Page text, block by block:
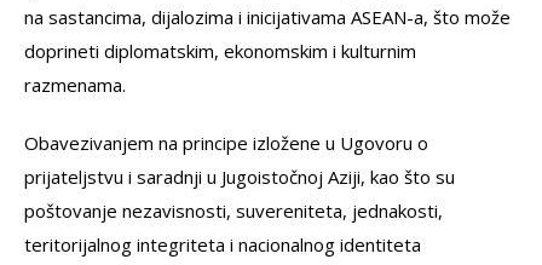
na sastancima, dijalozima i inicijativama ASEAN-a, što može
doprineti diplomatskim, ekonomskim i kulturnim
razmenama.
Obavezivanjem na principe izložene u Ugovoru o
prijateljstvu i saradnji u Jugoistočnoj Aziji, kao što su
poštovanje nezavisnosti, suvereniteta, jednakosti,
teritorijalnog integriteta i nacionalnog identiteta